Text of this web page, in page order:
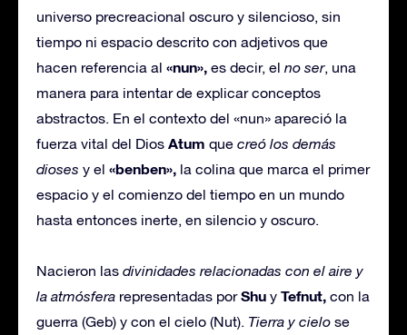
universo precreacional oscuro y silencioso, sin
tiempo ni espacio descrito con adjetivos que
hacen referencia al «nun», es decir, el no ser, una
manera para intentar de explicar conceptos
abstractos. En el contexto del «nun» apareció la
fuerza vital del Dios Atum que creó los demás
dioses y el «benben», la colina que marca el primer
espacio y el comienzo del tiempo en un mundo
hasta entonces inerte, en silencio y oscuro.
Nacieron las divinidades relacionadas con el aire y
la atmósfera representadas porShu y Tefnut, con la
guerra (Geb) y con el cielo (Nut). Tierra y cielo se